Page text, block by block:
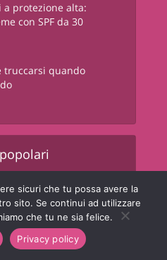
a protezione alta:
con SPF da 30
truccarsi quando
della solidarietà
– un piccolo...
sicuri che tu possa avere la
sito. Se continui ad utilizzare
che tu ne sia felice.
Privacy policy